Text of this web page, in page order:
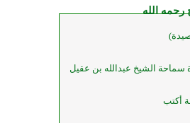
رحمه الله
سماحة الشيخ عبدالله بن عقيل
أكتب